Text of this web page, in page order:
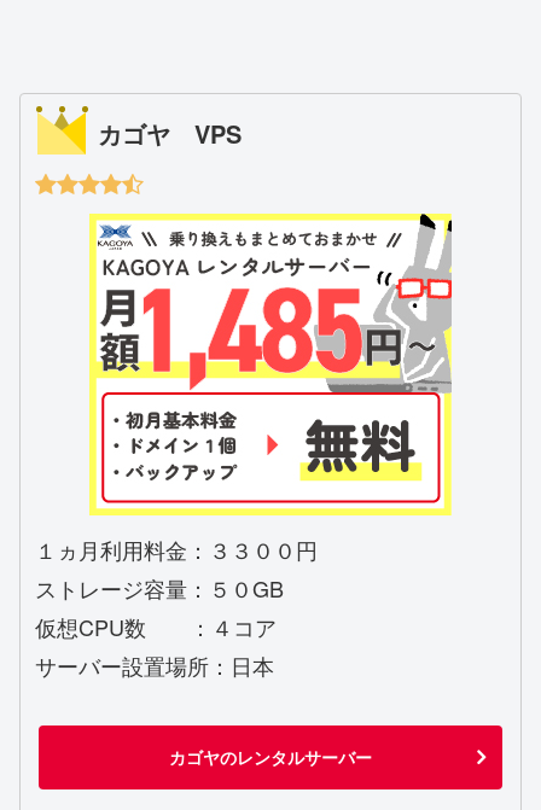
カゴヤ VPS
１ヵ月利用料金：３３００円
ストレージ容量：５０GB
仮想CPU数 ：４コア
サーバー設置場所：日本
カゴヤのレンタルサーバー